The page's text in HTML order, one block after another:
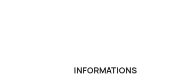
INFORMATIONS